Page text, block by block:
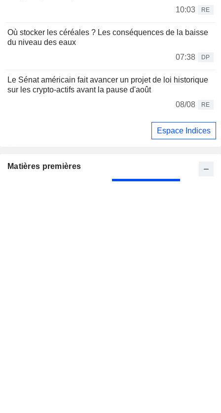
10:03
RE
Où stocker les céréales ? Les conséquences de la baisse
du niveau des eaux
07:38
DP
Le Sénat américain fait avancer un projet de loi historique
sur les crypto-actifs avant la pause d'août
08/08
RE
Espace Indices
Matières premières